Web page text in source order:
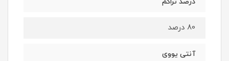
80 درصد
آنتی یووی